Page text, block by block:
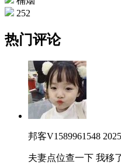
252
热门评论
邦客V1589961548
夫妻点位查一下 我移